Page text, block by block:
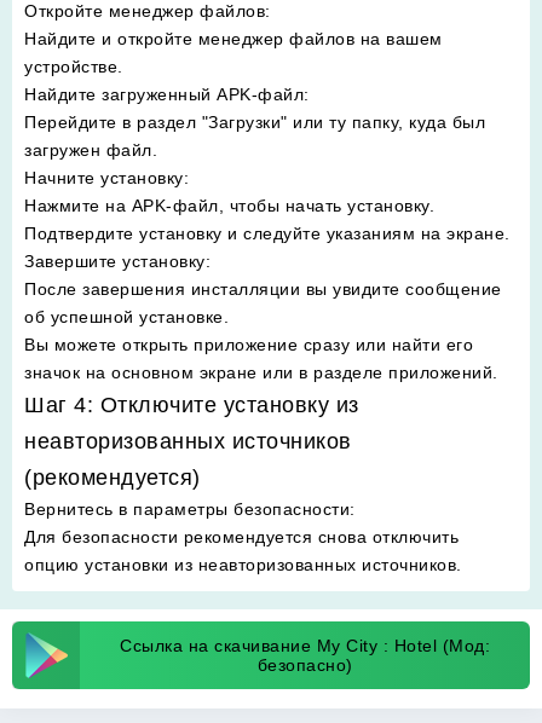
Откройте менеджер файлов:
Найдите и откройте менеджер файлов на вашем
устройстве.
Найдите загруженный APK-файл:
Перейдите в раздел "Загрузки" или ту папку, куда был
загружен файл.
Начните установку:
Нажмите на APK-файл, чтобы начать установку.
Подтвердите установку и следуйте указаниям на экране.
Завершите установку:
После завершения инсталляции вы увидите сообщение
об успешной установке.
Вы можете открыть приложение сразу или найти его
значок на основном экране или в разделе приложений.
Шаг 4: Отключите установку из
неавторизованных источников
(рекомендуется)
Вернитесь в параметры безопасности:
Для безопасности рекомендуется снова отключить
опцию установки из неавторизованных источников.
Ссылка на скачивание My City : Hotel (Мод:
безопасно)